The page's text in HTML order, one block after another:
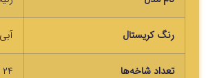
رنگ کریستال
تعداد شاخه‌ها ۲۴ شاخه (استاندارد طبقاتی)